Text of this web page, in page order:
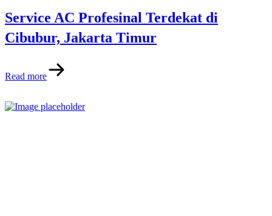
Service AC Profesinal Terdekat di
Cibubur, Jakarta Timur
Read more